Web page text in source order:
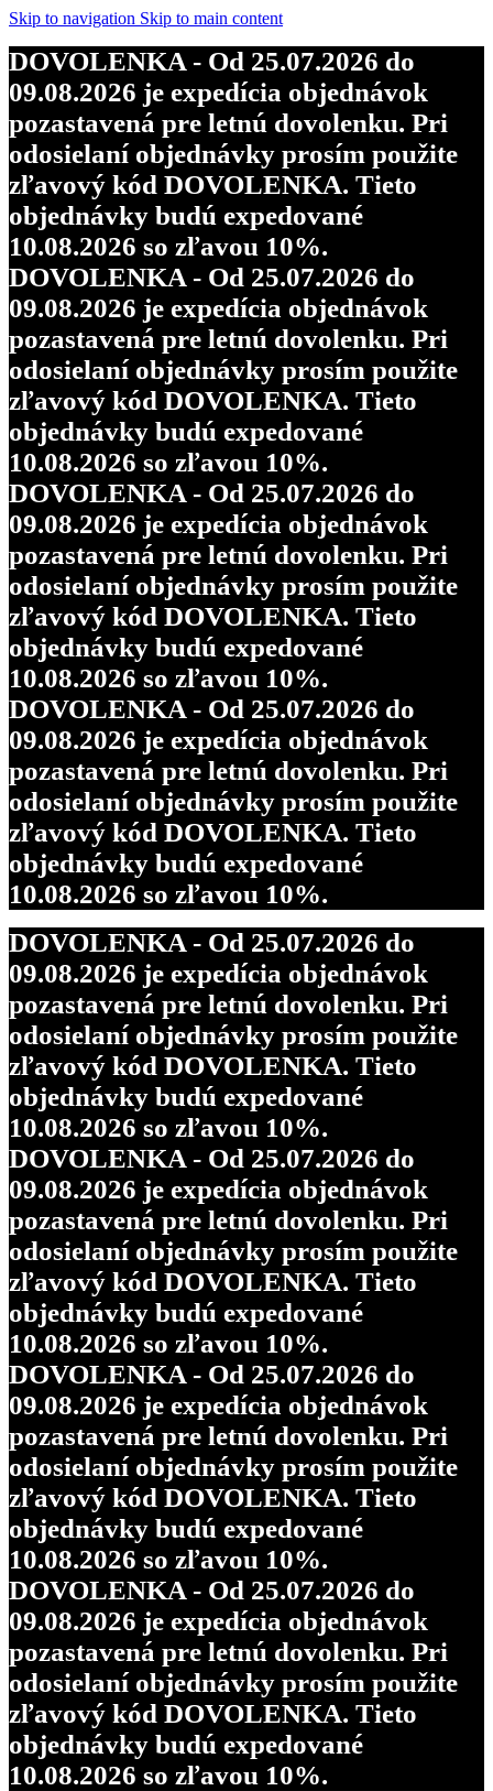
Skip to navigation Skip to main content
DOVOLENKA - Od 25.07.2026 do
09.08.2026 je expedícia objednávok
pozastavená pre letnú dovolenku. Pri
odosielaní objednávky prosím použite
zľavový kód DOVOLENKA. Tieto
objednávky budú expedované
10.08.2026 so zľavou 10%.
DOVOLENKA - Od 25.07.2026 do
09.08.2026 je expedícia objednávok
pozastavená pre letnú dovolenku. Pri
odosielaní objednávky prosím použite
zľavový kód DOVOLENKA. Tieto
objednávky budú expedované
10.08.2026 so zľavou 10%.
DOVOLENKA - Od 25.07.2026 do
09.08.2026 je expedícia objednávok
pozastavená pre letnú dovolenku. Pri
odosielaní objednávky prosím použite
zľavový kód DOVOLENKA. Tieto
objednávky budú expedované
10.08.2026 so zľavou 10%.
DOVOLENKA - Od 25.07.2026 do
09.08.2026 je expedícia objednávok
pozastavená pre letnú dovolenku. Pri
odosielaní objednávky prosím použite
zľavový kód DOVOLENKA. Tieto
objednávky budú expedované
10.08.2026 so zľavou 10%.
DOVOLENKA - Od 25.07.2026 do
09.08.2026 je expedícia objednávok
pozastavená pre letnú dovolenku. Pri
odosielaní objednávky prosím použite
zľavový kód DOVOLENKA. Tieto
objednávky budú expedované
10.08.2026 so zľavou 10%.
DOVOLENKA - Od 25.07.2026 do
09.08.2026 je expedícia objednávok
pozastavená pre letnú dovolenku. Pri
odosielaní objednávky prosím použite
zľavový kód DOVOLENKA. Tieto
objednávky budú expedované
10.08.2026 so zľavou 10%.
DOVOLENKA - Od 25.07.2026 do
09.08.2026 je expedícia objednávok
pozastavená pre letnú dovolenku. Pri
odosielaní objednávky prosím použite
zľavový kód DOVOLENKA. Tieto
objednávky budú expedované
10.08.2026 so zľavou 10%.
DOVOLENKA - Od 25.07.2026 do
09.08.2026 je expedícia objednávok
pozastavená pre letnú dovolenku. Pri
odosielaní objednávky prosím použite
zľavový kód DOVOLENKA. Tieto
objednávky budú expedované
10.08.2026 so zľavou 10%.